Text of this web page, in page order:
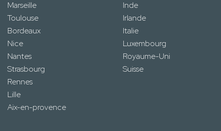
Marseille
Toulouse
Bordeaux
Nice
Nantes
Strasbourg
Rennes
Lille
Aix-en-provence
Inde
Irlande
Italie
Luxembourg
Royaume-Uni
Suisse